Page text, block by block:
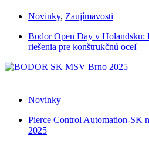
Novinky, Zaujímavosti
Bodor Open Day v Holandsku:
riešenia pre konštrukčnú oceľ
Novinky
Pierce Control Automation-SK
2025